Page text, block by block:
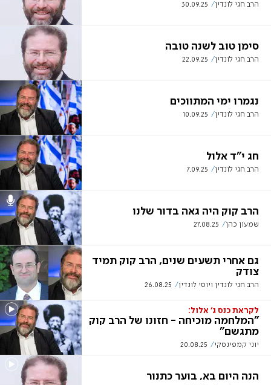
הרב חגי לונדין 30.09.25
סימן טוב לשנה טובה
הרב חגי לונדין 22.09.25
נגמרו ימי המתווכים
הרב חגי לונדין 10.09.25
חג י"ד אלול
הרב חגי לונדין 7.09.25
הרב קוק היה גאה בדור שלנו
שמעון כהן 27.08.25
גם אחרי תשעים שנים, הרב קוק תמיד
צודק
הרב חגי לונדין ויוסי לונדין 26.08.25
לקראת כנס ג' אלול:
"המלחמה מוכיחה - חזונו של הרב קוק
מתגשם"
יוני קמפינסקי 20.08.25
הנה היום בא, בוער כתנור